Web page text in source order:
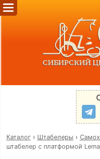
Каталог› Штабелеры ›
штабелер с платформой